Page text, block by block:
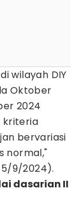
wilayah DIY
Oktober
2024
kriteria
bervariasi
normal,"
9/2024).
dasarian II